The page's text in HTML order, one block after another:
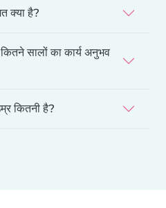
क्या है?
सालों का कार्य अनुभव
कितनी है?